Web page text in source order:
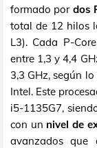
formado por dos
total de 12 hilos
L3). Cada P-
entre 1,3 y 4,4
3,3 GHz, según
Intel. Este
i5-1135G7,
con un nivel de
avanzados que